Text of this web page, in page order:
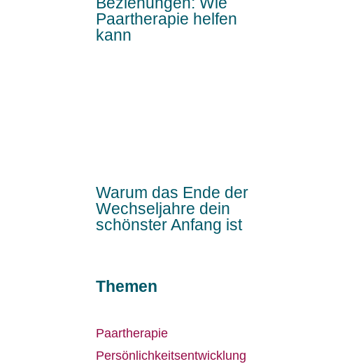
Paartherapie helfen
kann
Warum das Ende der
Wechseljahre dein
schönster Anfang ist
Themen
Paartherapie
Persönlichkeitsentwicklung